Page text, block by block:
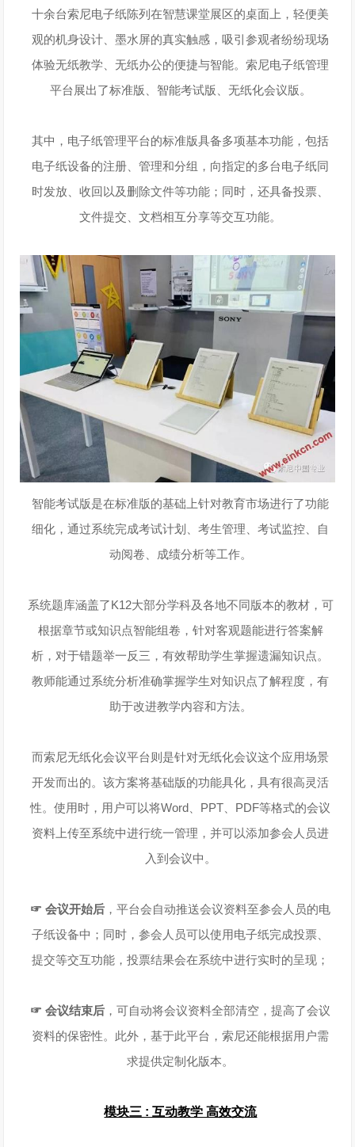
十余台索尼电子纸陈列在智慧课堂展区的桌面上，轻便美
观的机身设计、墨水屏的真实触感，吸引参观者纷纷现场
体验无纸教学、无纸办公的便捷与智能。索尼电子纸管理
平台展出了标准版、智能考试版、无纸化会议版。
其中，电子纸管理平台的标准版具备多项基本功能，包括
电子纸设备的注册、管理和分组，向指定的多台电子纸同
时发放、收回以及删除文件等功能；同时，还具备投票、
文件提交、文档相互分享等交互功能。
智能考试版是在标准版的基础上针对教育市场进行了功能
细化，通过系统完成考试计划、考生管理、考试监控、自
动阅卷、成绩分析等工作。
系统题库涵盖了K12大部分学科及各地不同版本的教材，可
根据章节或知识点智能组卷，针对客观题能进行答案解
析，对于错题举一反三，有效帮助学生掌握遗漏知识点。
教师能通过系统分析准确掌握学生对知识点了解程度，有
助于改进教学内容和方法。
而索尼无纸化会议平台则是针对无纸化会议这个应用场景
开发而出的。该方案将基础版的功能具化，具有很高灵活
性。使用时，用户可以将Word、PPT、PDF等格式的会议
资料上传至系统中进行统一管理，并可以添加参会人员进
入到会议中。
☞ 会议开始后 ，平台会自动推送会议资料至参会人员的电
子纸设备中；同时，参会人员可以使用电子纸完成投票、
提交等交互功能，投票结果会在系统中进行实时的呈现；
☞ 会议结束后 ，可自动将会议资料全部清空，提高了会议
资料的保密性。此外，基于此平台，索尼还能根据用户需
求提供定制化版本。
模块三 : 互动教学 高效交流